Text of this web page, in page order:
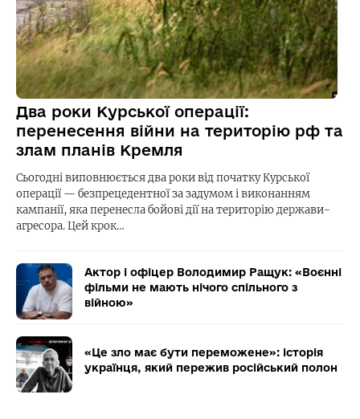
Два роки Курської операції:
перенесення війни на територію рф та
злам планів Кремля
Сьогодні виповнюється два роки від початку Курської
операції — безпрецедентної за задумом і виконанням
кампанії, яка перенесла бойові дії на територію держави-
агресора. Цей крок…
Актор і офіцер Володимир Ращук: «Воєнні
фільми не мають нічого спільного з
війною»
«Це зло має бути переможене»: історія
українця, який пережив російський полон